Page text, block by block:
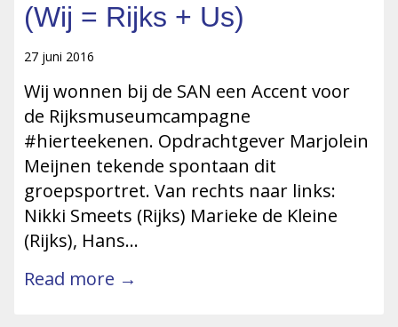
(Wij = Rijks + Us)
27 juni 2016
Wij wonnen bij de SAN een Accent voor
de Rijksmuseumcampagne
#hierteekenen. Opdrachtgever Marjolein
Meijnen tekende spontaan dit
groepsportret. Van rechts naar links:
Nikki Smeets (Rijks) Marieke de Kleine
(Rijks), Hans…
Read more →